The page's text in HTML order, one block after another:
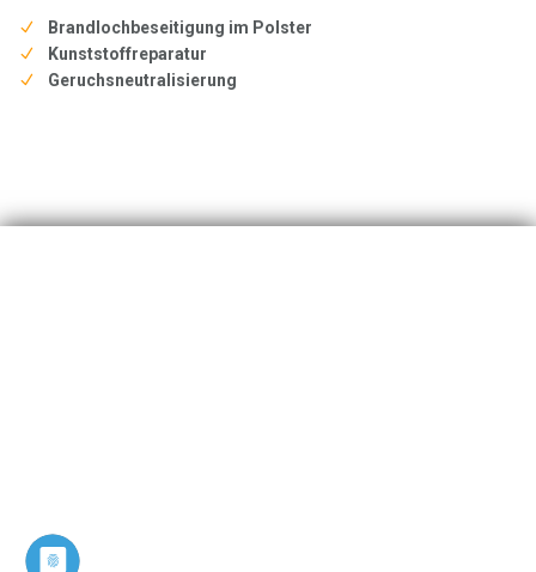
Brandlochbeseitigung im Polster
Kunststoffreparatur
Geruchsneutralisierung